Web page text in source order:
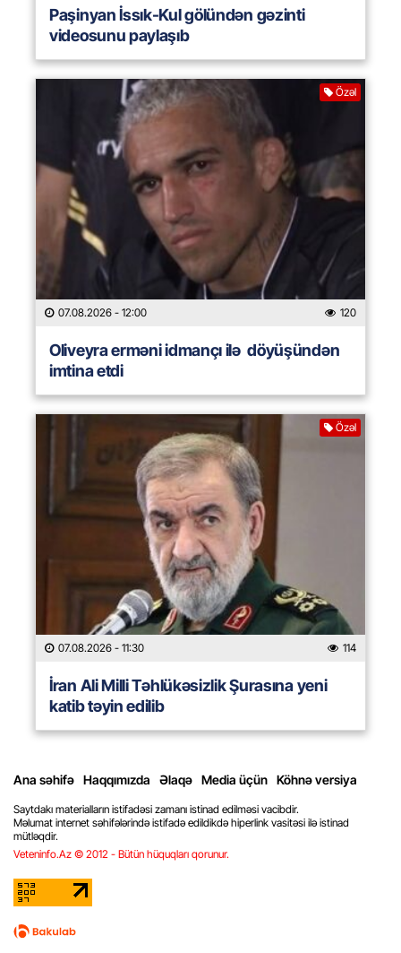
Paşinyan İssık-Kul gölündən gəzinti
videosunu paylaşıb
Özəl
07.08.2026 - 12:00 120
Oliveyra erməni idmançı ilə döyüşündən
imtina etdi
Özəl
07.08.2026 - 11:30 114
İran Ali Milli Təhlükəsizlik Şurasına yeni
katib təyin edilib
Ana səhifə Haqqımızda Əlaqə Media üçün Köhnə versiya
Saytdakı materialların istifadəsi zamanı istinad edilməsi vacibdir.
Məlumat internet səhifələrində istifadə edildikdə hiperlink vasitəsi ilə istinad
mütləqdir.
Veteninfo.Az © 2012 - Bütün hüquqları qorunur.